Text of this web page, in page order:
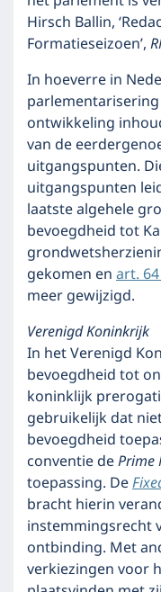
Hirsch Ballin,
Formatieseizoen’,
In hoeverre in
ontwikkeling
van de
uitgangspunten.
uitgangspunten
laatste algehele
bevoegdheid tot
gekomen enart.
meer gewijzigd.
Verenigd Koninkrijk
In het Verenigd
bevoegdheid tot
koninklijk
gebruikelijk dat
bevoegdheid
conventie dePrime
toepassing. De
bracht hierin
instemmingsrecht
ontbinding. Met
verkiezingen voor